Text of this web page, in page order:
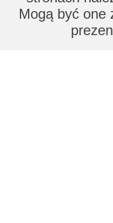
Mogą być one